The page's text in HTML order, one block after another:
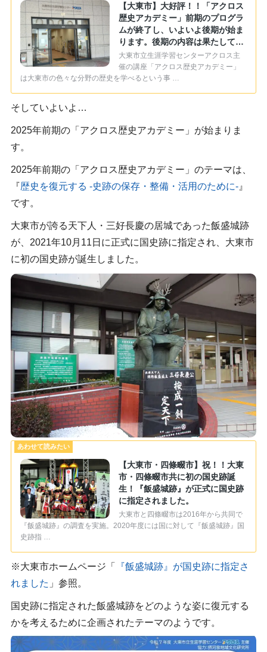
【大東市】大好評！！「アクロス
歴史アカデミー」前期のプログラ
ムが終了し、いよいよ後期が始ま
ります。後期の内容は果たして…
大東市立生涯学習センターアクロス主
催の講座「アクロス歴史アカデミー」
は大東市の色々な分野の歴史を学べるという事 …
そしていよいよ…
2025年前期の「アクロス歴史アカデミー」が始まりま
す。
2025年前期の「アクロス歴史アカデミー」のテーマは、
『歴史を復元する -史跡の保存・整備・活用のために‐』
です。
大東市が誇る天下人・三好長慶の居城であった飯盛城跡
が、2021年10月11日に正式に国史跡に指定され、大東市
に初の国史跡が誕生しました。
【大東市・四條畷市】祝！！大東
市・四條畷市共に初の国史跡誕
生！『飯盛城跡』が正式に国史跡
に指定されました。
大東市と四條畷市は2016年から共同で
『飯盛城跡』の調査を実施。2020年度には国に対して『飯盛城跡』国
史跡指 …
※大東市ホームページ「
『飯盛城跡』が国史跡に指定さ
れました 」参照。
国史跡に指定された飯盛城跡をどのような姿に復元する
かを考えるために企画されたテーマのようです。